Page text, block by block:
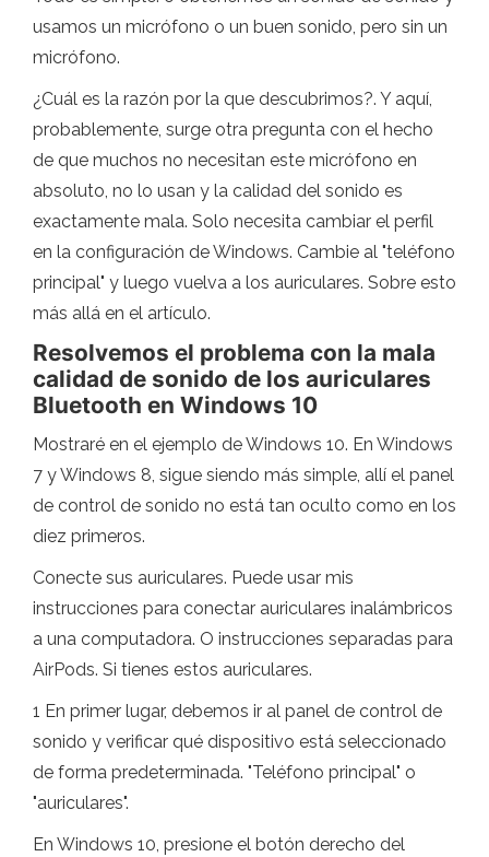
usamos un micrófono o un buen sonido, pero sin un
micrófono.
¿Cuál es la razón por la que descubrimos?. Y aquí,
probablemente, surge otra pregunta con el hecho
de que muchos no necesitan este micrófono en
absoluto, no lo usan y la calidad del sonido es
exactamente mala. Solo necesita cambiar el perfil
en la configuración de Windows. Cambie al "teléfono
principal" y luego vuelva a los auriculares. Sobre esto
más allá en el artículo.
Resolvemos el problema con la mala
calidad de sonido de los auriculares
Bluetooth en Windows 10
Mostraré en el ejemplo de Windows 10. En Windows
7 y Windows 8, sigue siendo más simple, allí el panel
de control de sonido no está tan oculto como en los
diez primeros.
Conecte sus auriculares. Puede usar mis
instrucciones para conectar auriculares inalámbricos
a una computadora. O instrucciones separadas para
AirPods. Si tienes estos auriculares.
1 En primer lugar, debemos ir al panel de control de
sonido y verificar qué dispositivo está seleccionado
de forma predeterminada. "Teléfono principal" o
"auriculares".
En Windows 10, presione el botón derecho del